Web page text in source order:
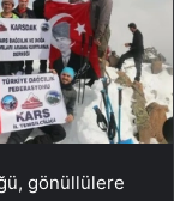
gönüllülere